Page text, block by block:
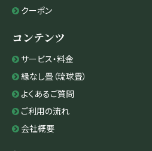
クーポン
コンテンツ
サービス・料金
縁なし畳（琉球畳）
よくあるご質問
ご利用の流れ
会社概要